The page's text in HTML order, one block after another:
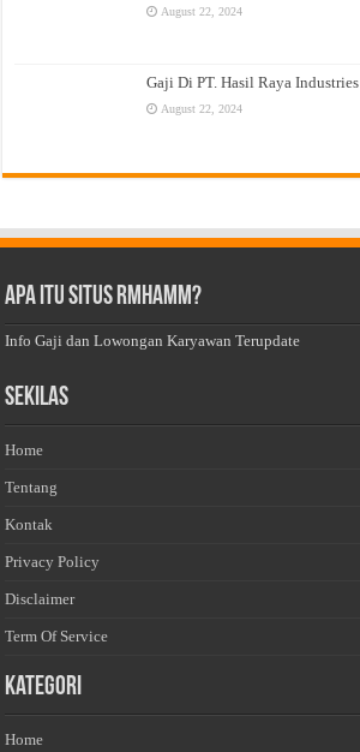
August 22, 2024
Gaji Di PT. Hasil Raya Industries
August 22, 2024
Apa Itu Situs Rmhamm?
Info Gaji dan Lowongan Karyawan Terupdate
Sekilas
Home
Tentang
Kontak
Privacy Policy
Disclaimer
Term Of Service
Kategori
Home